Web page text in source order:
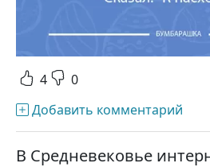
4 0
Добавить комментарий
В Средневековье